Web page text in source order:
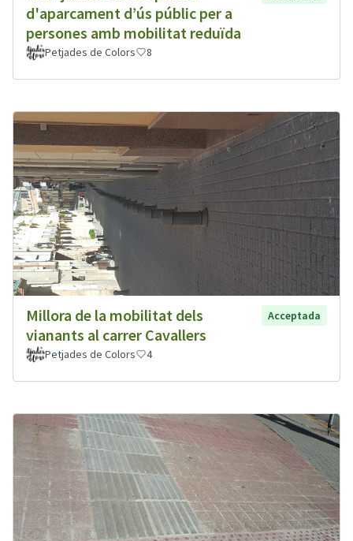
d'aparcament d’ús públic per a
persones amb mobilitat reduïda
Petjades de Colors 8
Millora de la mobilitat dels
vianants al carrer Cavallers
Acceptada
Petjades de Colors 4